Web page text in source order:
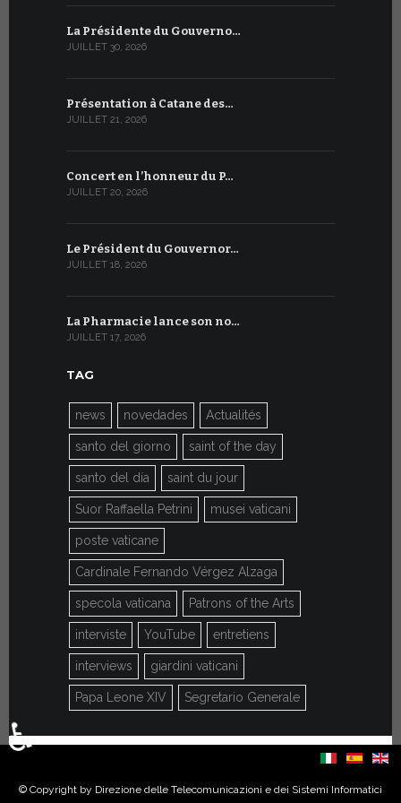
La Présidente du Gouverno…
JUILLET 30, 2026
Présentation à Catane des…
JUILLET 21, 2026
Concert en l’honneur du P…
JUILLET 20, 2026
Le Président du Gouvernor…
JUILLET 18, 2026
La Pharmacie lance son no…
JUILLET 17, 2026
TAG
news novedades Actualités
santo del giorno saint of the day
santo del día saint du jour
Suor Raffaella Petrini musei vaticani
poste vaticane
Cardinale Fernando Vérgez Alzaga
specola vaticana Patrons of the Arts
interviste YouTube entretiens
interviews giardini vaticani
Papa Leone XIV Segretario Generale
Sélectionnez votre langue
© Copyright by Direzione delle Telecomunicazioni e dei Sistemi Informatici